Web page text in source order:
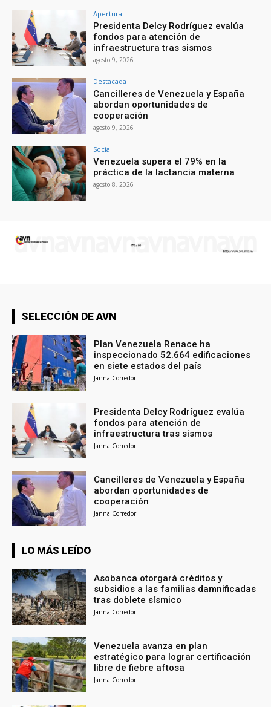
Apertura
Presidenta Delcy Rodríguez evalúa
fondos para atención de
infraestructura tras sismos
agosto 9, 2026
Destacada
Cancilleres de Venezuela y España
abordan oportunidades de
cooperación
agosto 9, 2026
Social
Venezuela supera el 79% en la
práctica de la lactancia materna
agosto 8, 2026
SELECCIÓN DE AVN
Plan Venezuela Renace ha
inspeccionado 52.664 edificaciones
en siete estados del país
Janna Corredor
Presidenta Delcy Rodríguez evalúa
fondos para atención de
infraestructura tras sismos
Janna Corredor
Cancilleres de Venezuela y España
abordan oportunidades de
cooperación
Janna Corredor
LO MÁS LEÍDO
Asobanca otorgará créditos y
subsidios a las familias damnificadas
tras doblete sísmico
Janna Corredor
Venezuela avanza en plan
estratégico para lograr certificación
libre de fiebre aftosa
Janna Corredor